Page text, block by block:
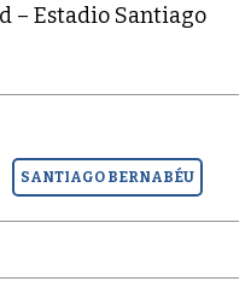
– Estadio Santiago
SANTIAGO BERNABÉU